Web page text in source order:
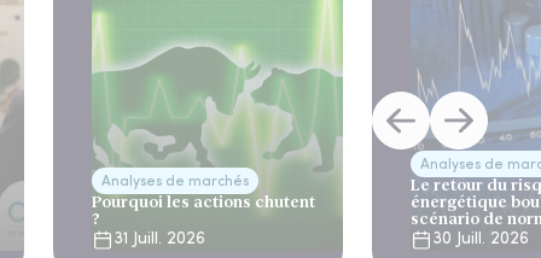
Analyses de marchés
Pourquoi les actions chutent
?
31 Juill. 2026
Analyses de
Le retour du
énergétique
scénario de
30 Juill. 2026